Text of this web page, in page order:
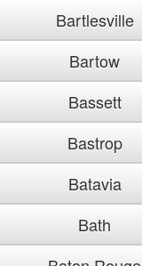
Bartlesville
Bartow
Bassett
Bastrop
Batavia
Bath